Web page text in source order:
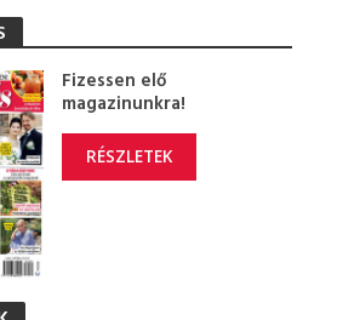
Fizessen elő
magazinunkra!
RÉSZLETEK